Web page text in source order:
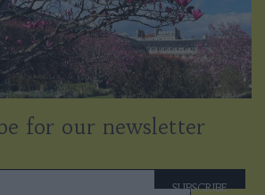
for our newsletter
SUBSCRIBE